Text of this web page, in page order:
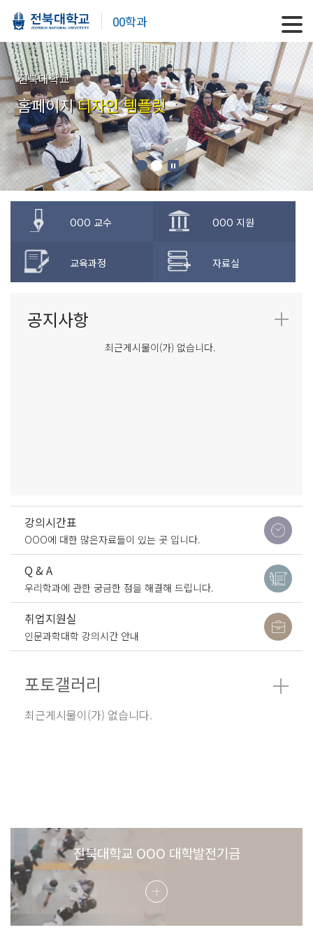
00학과
전북대학교
홈페이지디자인 템플릿
OOO 교수 OOO 지원
교육과정 자료실
최근게시물이(가) 없습니다.
강의시간표
OOO에 대한 많은자료들이 있는 곳 입니다.
Q & A
우리학과에 관한 궁금한 점을 해결해 드립니다.
취업지원실
인문과학대학 강의시간 안내
포토갤러리
최근게시물이(가) 없습니다.
전북대학교 OOO 대학발전기금